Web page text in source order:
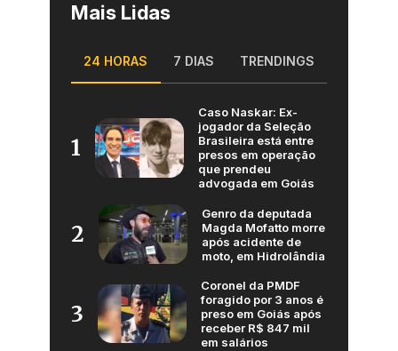
Mais Lidas
24 HORAS 7 DIAS TRENDINGS
1
Caso Naskar: Ex-
jogador da Seleção
Brasileira está entre
presos em operação
que prendeu
advogada em Goiás
2
Genro da deputada
Magda Mofatto morre
após acidente de
moto, em Hidrolândia
3
Coronel da PMDF
foragido por 3 anos é
preso em Goiás após
receber R$ 847 mil
em salários